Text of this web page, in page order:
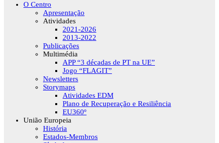
O Centro
Apresentação
Atividades
2021-2026
2013-2022
Publicações
Multimédia
APP “3 décadas de PT na UE”
Jogo “FLAGIT”
Newsletters
Storymaps
Atividades EDM
Plano de Recuperação e Resiliência
EU360º
União Europeia
História
Estados-Membros